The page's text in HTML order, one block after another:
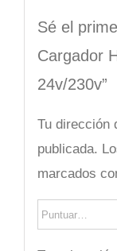
Sé el
Cargador
24v/230v”
Tu dirección
publicada.
marcados